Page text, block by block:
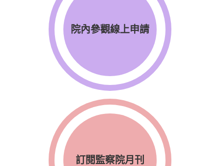
院內參觀線上申請
訂閱監察院月刊